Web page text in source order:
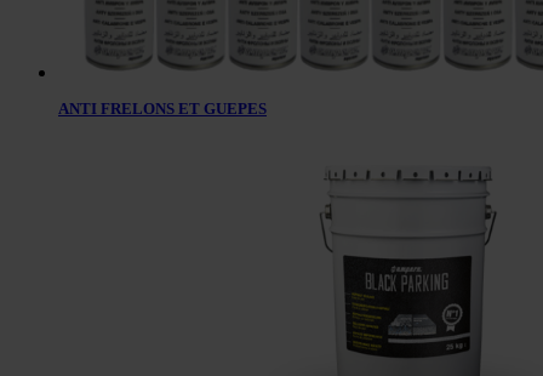
ANTI FRELONS ET GUEPES